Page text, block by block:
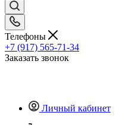
Телефоны
+7 (917) 565-71-34
Заказать звонок
Личный кабинет